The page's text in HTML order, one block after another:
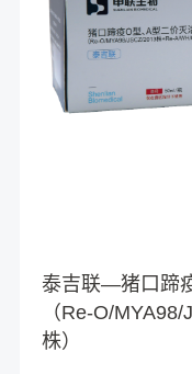
泰吉联—猪口蹄
（Re-O/
株）